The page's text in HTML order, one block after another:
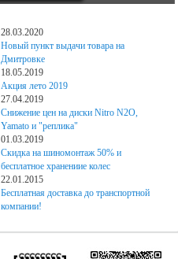
28.03.2020
Новый пункт выдачи товара на
Дмитровке
18.05.2019
Акция лето 2019
27.04.2019
Снижение цен на диски Nitro N2O,
Yamato и "реплика"
01.03.2019
Скидка на шиномонтаж 50% и
бесплатное хранениие колес
22.01.2015
Бесплатная доставка до транспортной
компании!